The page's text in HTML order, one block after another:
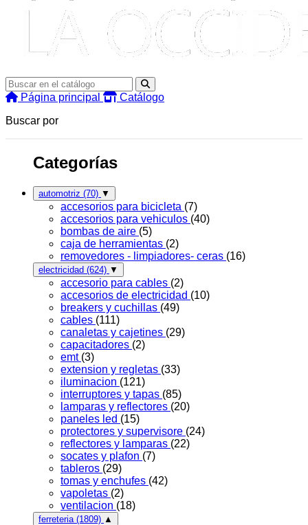
Página principal
Catálogo
Buscar por
Categorías
automotriz (70) ▼
accesorios para bicicleta (7)
accesorios para vehiculos (40)
bombas de aire (5)
caja de herramientas (2)
removedores - limpiadores- ceras (16)
electricidad (624) ▼
accesorio para cables (2)
accesorios de electricidad (10)
breakers y cuchillas (49)
cables (111)
canaletas y cajetines (29)
capacitadores (2)
emt (3)
extension y regletas (33)
iluminacion (121)
interruptores y tapas (85)
lamparas y reflectores (20)
paneles led (15)
protectores y supervisore (24)
reflectores y lamparas (22)
socates y plafon (7)
tableros (29)
tomas y enchufes (42)
vapoletas (2)
ventilacion (18)
ferreteria (1809) ▲